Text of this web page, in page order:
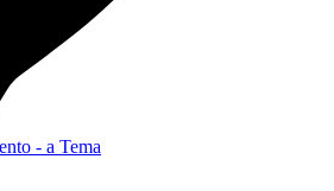
- a Tema